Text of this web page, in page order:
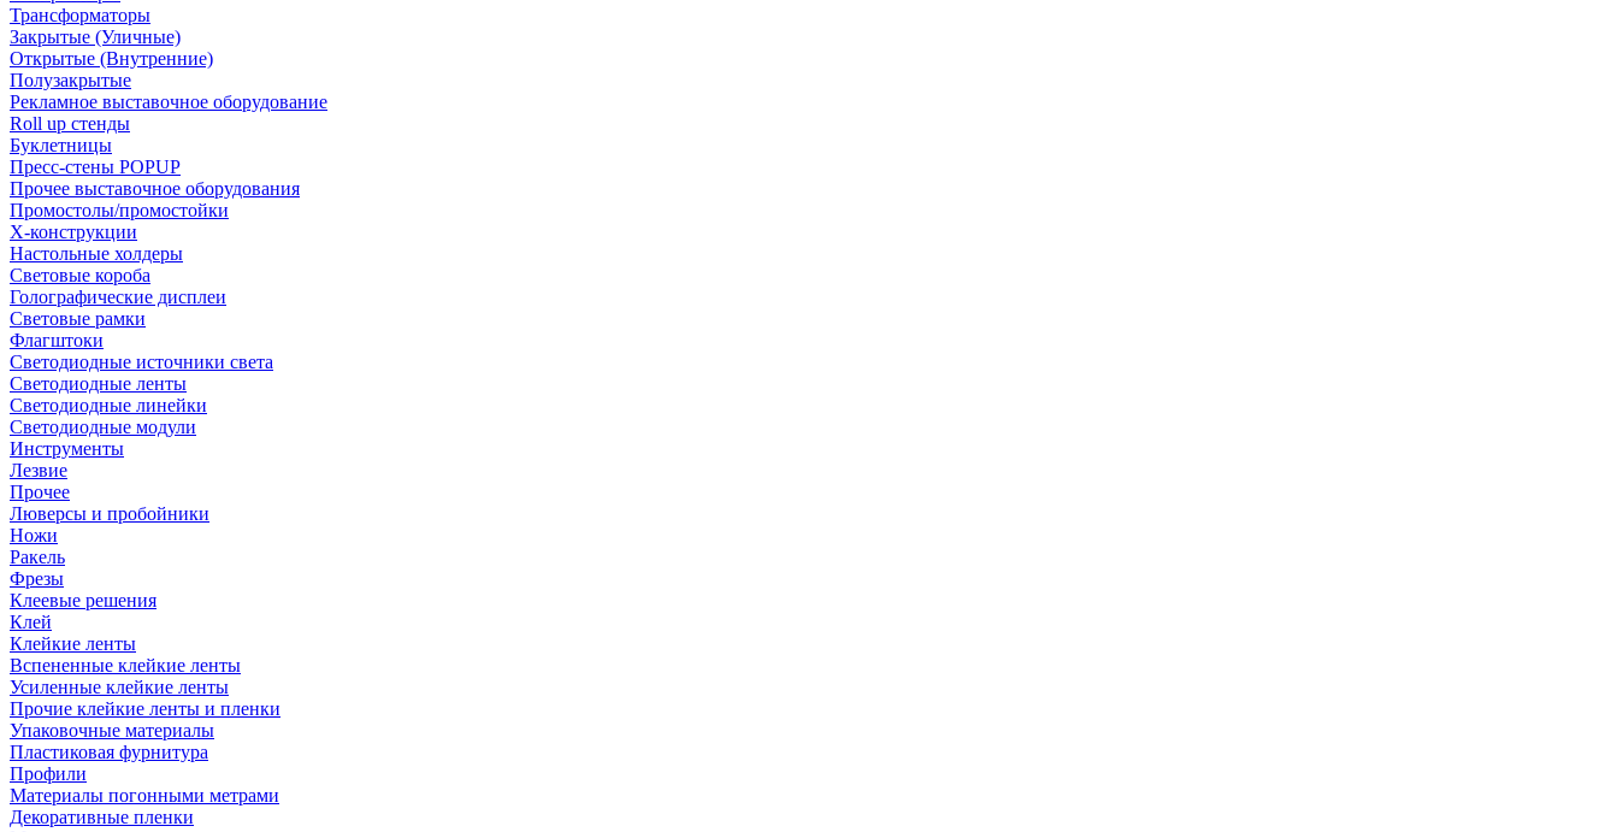
Трансформаторы
Закрытые (Уличные)
Открытые (Внутренние)
Полузакрытые
Рекламное выставочное оборудование
Roll up стенды
Буклетницы
Пресс-стены POPUP
Прочее выставочное оборудования
Промостолы/промостойки
Х-конструкции
Настольные холдеры
Световые короба
Голографические дисплеи
Световые рамки
Флагштоки
Светодиодные источники света
Светодиодные ленты
Светодиодные линейки
Светодиодные модули
Инструменты
Лезвие
Прочее
Люверсы и пробойники
Ножи
Ракель
Фрезы
Клеевые решения
Клей
Клейкие ленты
Вспененные клейкие ленты
Усиленные клейкие ленты
Прочие клейкие ленты и пленки
Упаковочные материалы
Пластиковая фурнитура
Профили
Материалы погонными метрами
Декоративные пленки